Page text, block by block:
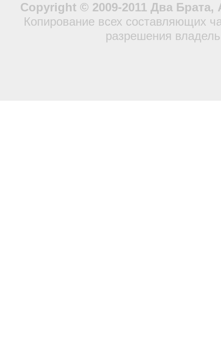
Copyright © 2009-2011 Два
Копирование всех составляющих
разрешения